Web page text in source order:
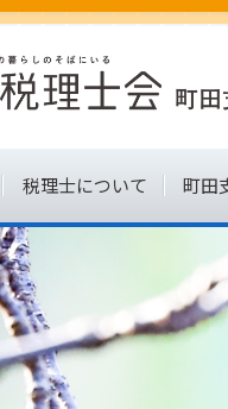
税理士について 町田